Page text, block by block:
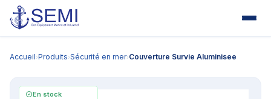
Accueil›Produits›Sécurité en mer›Couverture Survie Aluminisee
En stock